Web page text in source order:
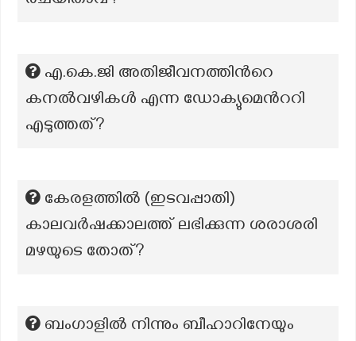
എ.കെ.ജി അതിജീവനത്തിന്‍റെ
കനല്‍വഴികള്‍ എന്ന ‍ഡോക്യുമെന്‍ററി
എടുത്തത്?
കേരളത്തില്‍ (ഇടവപ്പാതി)
കാലവര്‍ഷക്കാലത്ത് ലഭിക്കുന്ന ശരാശരി
മഴയുടെ തോത്?
ബംഗാളിൽ നിന്നും ബീഹാറിനേയും